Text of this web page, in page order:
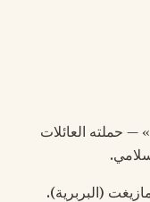
— حملته العائلات
(البربرية).